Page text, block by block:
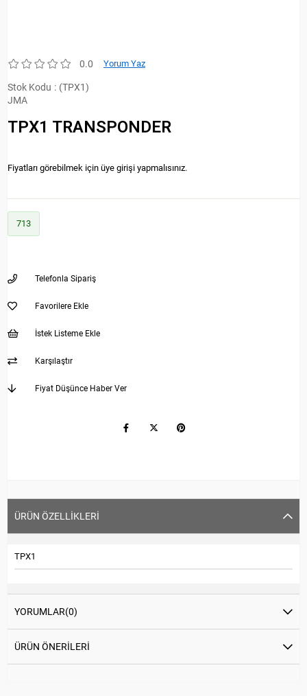
0.0 Yorum Yaz
Stok Kodu
(TPX1)
JMA
TPX1 TRANSPONDER
Fiyatları görebilmek için üye girişi yapmalısınız.
713
Telefonla Sipariş
Favorilere Ekle
İstek Listeme Ekle
Karşılaştır
Fiyat Düşünce Haber Ver
ÜRÜN ÖZELLIKLERI
TPX1
YORUMLAR(0)
ÜRÜN ÖNERILERI